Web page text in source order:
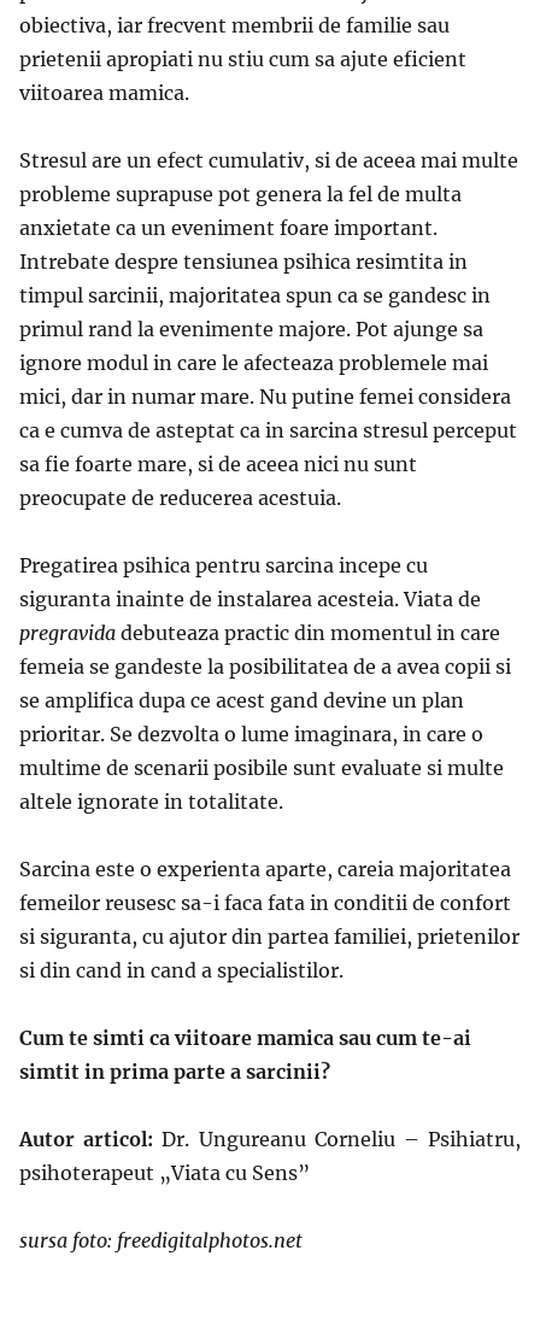
obiectiva, iar frecvent membrii de familie sau
prietenii apropiati nu stiu cum sa ajute eficient
viitoarea mamica.
Stresul are un efect cumulativ, si de aceea mai multe
probleme suprapuse pot genera la fel de multa
anxietate ca un eveniment foare important.
Intrebate despre tensiunea psihica resimtita in
timpul sarcinii, majoritatea spun ca se gandesc in
primul rand la evenimente majore. Pot ajunge sa
ignore modul in care le afecteaza problemele mai
mici, dar in numar mare. Nu putine femei considera
ca e cumva de asteptat ca in sarcina stresul perceput
sa fie foarte mare, si de aceea nici nu sunt
preocupate de reducerea acestuia.
Pregatirea psihica pentru sarcina incepe cu
siguranta inainte de instalarea acesteia. Viata de
pregravida debuteaza practic din momentul in care
femeia se gandeste la posibilitatea de a avea copii si
se amplifica dupa ce acest gand devine un plan
prioritar. Se dezvolta o lume imaginara, in care o
multime de scenarii posibile sunt evaluate si multe
altele ignorate in totalitate.
Sarcina este o experienta aparte, careia majoritatea
femeilor reusesc sa-i faca fata in conditii de confort
si siguranta, cu ajutor din partea familiei, prietenilor
si din cand in cand a specialistilor.
Cum te simti ca viitoare mamica sau cum te-ai
simtit in prima parte a sarcinii?
Autor articol: Dr. Ungureanu Corneliu – Psihiatru,
psihoterapeut „Viata cu Sens”
sursa foto: freedigitalphotos.net